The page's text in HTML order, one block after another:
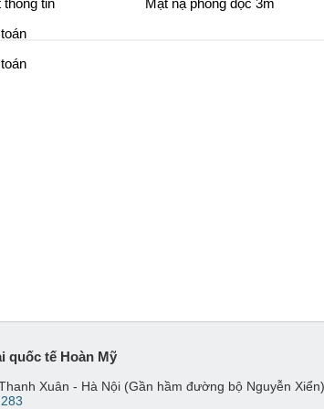
quốc tế Hoàn Mỹ
Xuân - Hà Nội (Gần hầm đường bộ Nguyễn Xiển)